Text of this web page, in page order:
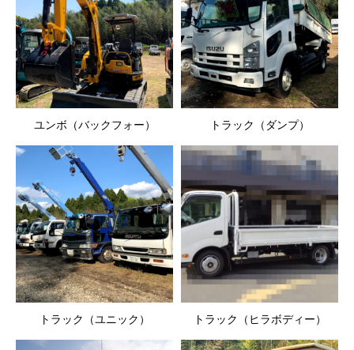
ユンボ（バックフォー） トラック（ダンプ）
トラック（ユニック） トラック（ヒラボディー）